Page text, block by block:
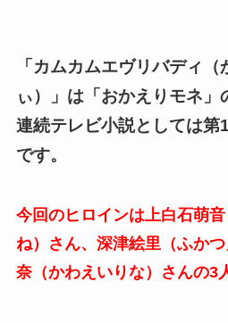
「カムカムエヴリバディ
ぃ）」は「おかえりモネ」
連続テレビ小説としては第
です。
今回のヒロインは上白石萌
ね）さん、深津絵里（ふか
奈（かわえいりな）さんの3